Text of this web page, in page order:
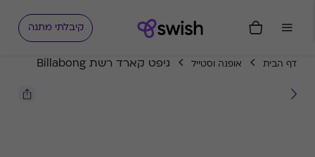
קיבלתי מתנה
דף הבית אופנה וסטייל גיפט קארד רשת Billabong